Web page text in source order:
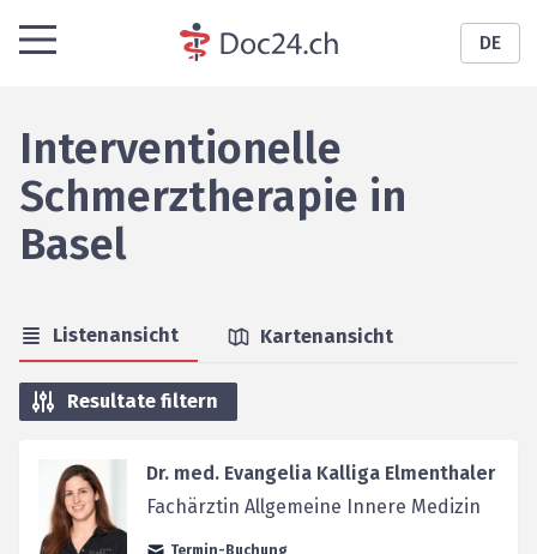
DE
Interventionelle
Schmerztherapie in
Basel
Listenansicht Kartenansicht
Resultate filtern
Dr. med. Evangelia Kalliga Elmenthaler
Fachärztin Allgemeine Innere Medizin
Termin-Buchung